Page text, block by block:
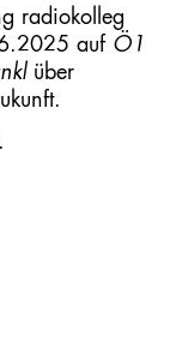
radiokolleg
auf Ö1
über